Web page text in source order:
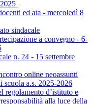
ed ata - mercoledì 8
sindacale
a convegno - 6-
n. 24 - 15 settembre
online neoassunti
scuola a.s. 2025-2026
regolamento d’istituto e
alla luce della